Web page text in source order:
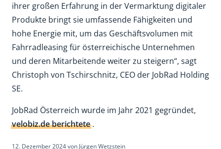
ihrer großen Erfahrung in der Vermarktung digitaler
Produkte bringt sie umfassende Fähigkeiten und
hohe Energie mit, um das Geschäftsvolumen mit
Fahrradleasing für österreichische Unternehmen
und deren Mitarbeitende weiter zu steigern“, sagt
Christoph von Tschirschnitz, CEO der JobRad Holding
SE.
JobRad Österreich wurde im Jahr 2021 gegründet,
velobiz.de berichtete.
12. Dezember 2024von Jürgen Wetzstein